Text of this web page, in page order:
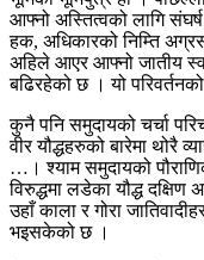
आफ्नो अस्तित्वको लागि
हक, अधिकारको निम्ति
अहिले आएर आफ्नो जातीय
बढिरहेको छ । यो
कुनै पनि समुदायको चर्चा
वीर यौद्धहरुको बारेमा थोरै
…। श्याम समुदायको
विरुद्धमा लडेका यौद्ध
उहाँ काला र गोरा
भइसकेको छ ।